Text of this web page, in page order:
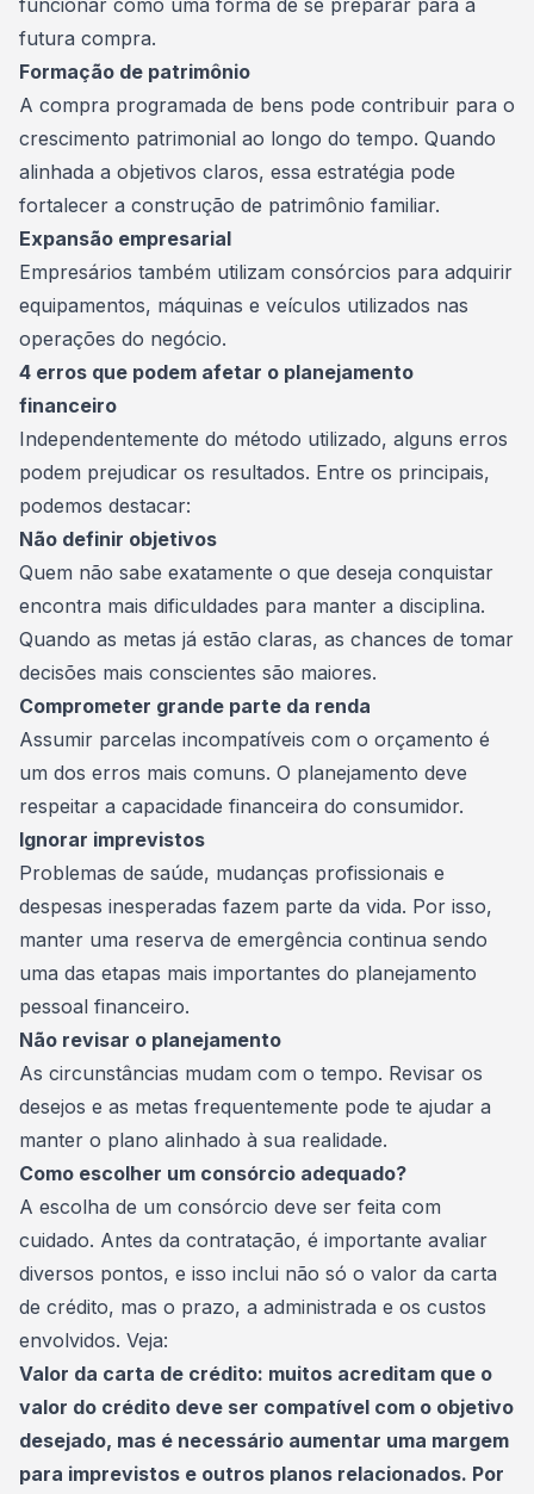
funcionar como uma forma de se preparar para a
futura compra.
Formação de patrimônio
A compra programada de bens pode contribuir para o
crescimento patrimonial ao longo do tempo. Quando
alinhada a objetivos claros, essa estratégia pode
fortalecer a construção de patrimônio familiar.
Expansão empresarial
Empresários também utilizam consórcios para adquirir
equipamentos, máquinas e veículos utilizados nas
operações do negócio.
4 erros que podem afetar o planejamento
financeiro
Independentemente do método utilizado, alguns erros
podem prejudicar os resultados. Entre os principais,
podemos destacar:
Não definir objetivos
Quem não sabe exatamente o que deseja conquistar
encontra mais dificuldades para manter a disciplina.
Quando as metas já estão claras, as chances de tomar
decisões mais conscientes são maiores.
Comprometer grande parte da renda
Assumir parcelas incompatíveis com o orçamento é
um dos erros mais comuns. O planejamento deve
respeitar a capacidade financeira do consumidor.
Ignorar imprevistos
Problemas de saúde, mudanças profissionais e
despesas inesperadas fazem parte da vida. Por isso,
manter uma reserva de emergência continua sendo
uma das etapas mais importantes do planejamento
pessoal financeiro.
Não revisar o planejamento
As circunstâncias mudam com o tempo. Revisar os
desejos e as metas frequentemente pode te ajudar a
manter o plano alinhado à sua realidade.
Como escolher um consórcio adequado?
A escolha de um consórcio deve ser feita com
cuidado. Antes da contratação, é importante avaliar
diversos pontos, e isso inclui não só o valor da carta
de crédito, mas o prazo, a administrada e os custos
envolvidos. Veja:
Valor da carta de crédito: muitos acreditam que o
valor do crédito deve ser compatível com o objetivo
desejado, mas é necessário aumentar uma margem
para imprevistos e outros planos relacionados. Por